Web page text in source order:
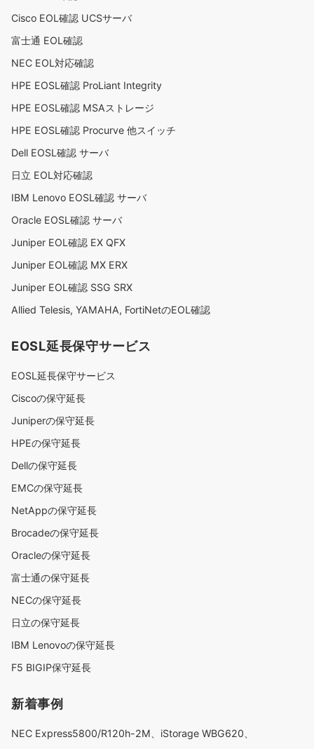
Cisco EOL確認 UCSサーバ
富士通 EOL確認
NEC EOL対応確認
HPE EOSL確認 ProLiant Integrity
HPE EOSL確認 MSAストレージ
HPE EOSL確認 Procurve 他スイッチ
Dell EOSL確認 サーバ
日立 EOL対応確認
IBM Lenovo EOSL確認 サーバ
Oracle EOSL確認 サーバ
Juniper EOL確認 EX QFX
Juniper EOL確認 MX ERX
Juniper EOL確認 SSG SRX
Allied Telesis, YAMAHA, FortiNetのEOL確認
EOSL延長保守サービス
EOSL延長保守サービス
Ciscoの保守延長
Juniperの保守延長
HPEの保守延長
Dellの保守延長
EMCの保守延長
NetAppの保守延長
Brocadeの保守延長
Oracleの保守延長
富士通の保守延長
NECの保守延長
日立の保守延長
IBM Lenovoの保守延長
F5 BIGIP保守延長
新着事例
NEC Express5800/R120h-2M、iStorage WBG620、